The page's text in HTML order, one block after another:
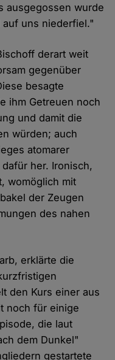
ausgegossen wurde
uns niederfiel."
derart weit
gegenüber
besagte
ihm Getreuen noch
und damit die
würden; auch
atomarer
her. Ironisch,
womöglich mit
der Zeugen
des nahen
erklärte die
den Kurs einer aus
noch für einige
die laut
dem Dunkel"
gestartete